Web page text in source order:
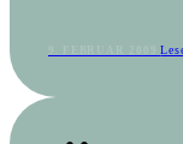
9. FEBRUAR 2009